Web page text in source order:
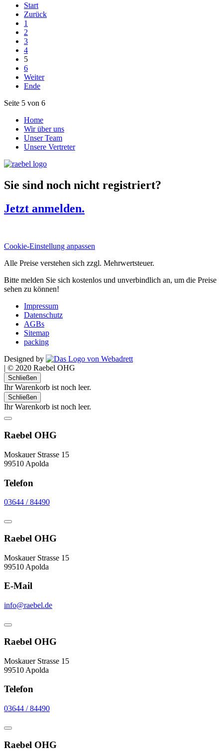
Start
Zurück
1
2
3
4
5
6
Weiter
Ende
Seite 5 von 6
Home
Wir über uns
Unser Team
Unsere Vertreter
Sie sind noch nicht registriert?
Jetzt anmelden.
Cookie-Einstellung anpassen
Alle Preise verstehen sich zzgl. Mehrwertsteuer.
Bitte melden Sie sich kostenlos und unverbindlich an, um die Preise
sehen zu können!
Impressum
Datenschutz
AGBs
Sitemap
packing
Designed by
| © 2020 Raebel OHG
Schließen
Ihr Warenkorb ist noch leer.
Schließen
Ihr Warenkorb ist noch leer.
Raebel OHG
Moskauer Strasse 15
99510 Apolda
Telefon
03644 / 84490
Raebel OHG
Moskauer Strasse 15
99510 Apolda
E-Mail
info@raebel.de
Raebel OHG
Moskauer Strasse 15
99510 Apolda
Telefon
03644 / 84490
Raebel OHG